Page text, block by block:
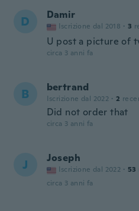
D Damir
Iscrizione dal 2018 · 3
U post a picture of
circa 3 anni fa
B bertrand
Iscrizione dal 2022 · 2
Did not order that
circa 3 anni fa
J Joseph
Iscrizione dal 2022 · 53
circa 3 anni fa